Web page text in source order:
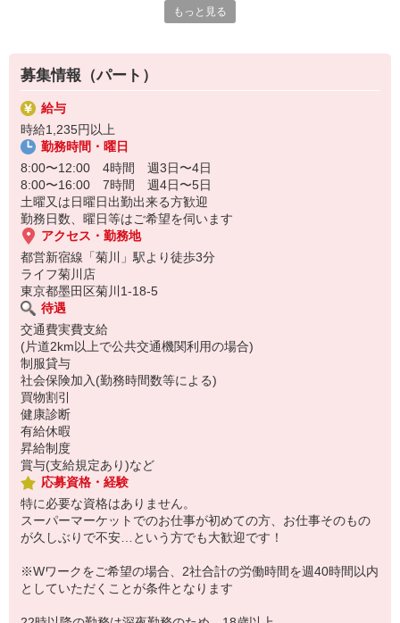
るのも大事なお仕事！自分のお買い物経験や家庭料理の延長で始め
もっと見る
募集情報（パート）
給与
時給1,235円以上
勤務時間・曜日
8:00〜12:00 4時間 週3日〜4日
8:00〜16:00 7時間 週4日〜5日
土曜又は日曜日出勤出来る方歓迎
勤務日数、曜日等はご希望を伺います
アクセス・勤務地
都営新宿線「菊川」駅より徒歩3分
ライフ菊川店
東京都墨田区菊川1-18-5
待遇
交通費実費支給
(片道2km以上で公共交通機関利用の場合)
制服貸与
社会保険加入(勤務時間数等による)
買物割引
健康診断
有給休暇
昇給制度
賞与(支給規定あり)など
応募資格・経験
特に必要な資格はありません。
スーパーマーケットでのお仕事が初めての方、お仕事そのもの
が久しぶりで不安…という方でも大歓迎です！
※Wワークをご希望の場合、2社合計の労働時間を週40時間以内
としていただくことが条件となります